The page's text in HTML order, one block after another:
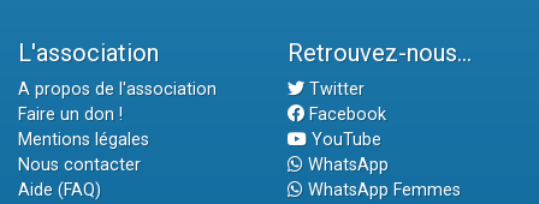
L'association
A propos de l'association
Faire un don !
Mentions légales
Nous contacter
Aide (FAQ)
Retrouvez-nous...
Twitter
Facebook
YouTube
WhatsApp
WhatsApp Femmes